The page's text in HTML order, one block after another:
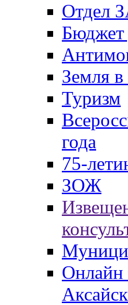
Отдел
Бюджет
Земля
Туризм
года
75-
ЗОЖ
Онлайн